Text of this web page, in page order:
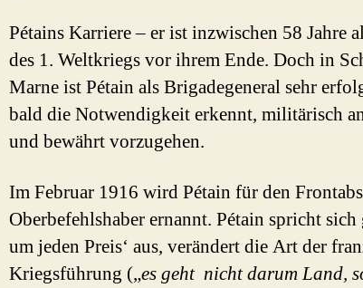
Pétains Karriere – er ist inzwischen 58 Jahre
des 1. Weltkriegs vor ihrem Ende. Doch in
Marne ist Pétain als Brigadegeneral sehr
bald die Notwendigkeit erkennt, militärisch
und bewährt vorzugehen.
Im Februar 1916 wird Pétain für den
Oberbefehlshaber ernannt. Pétain spricht
um jeden Preis‘ aus, verändert die Art der
Kriegsführung („es geht nicht darum Land,